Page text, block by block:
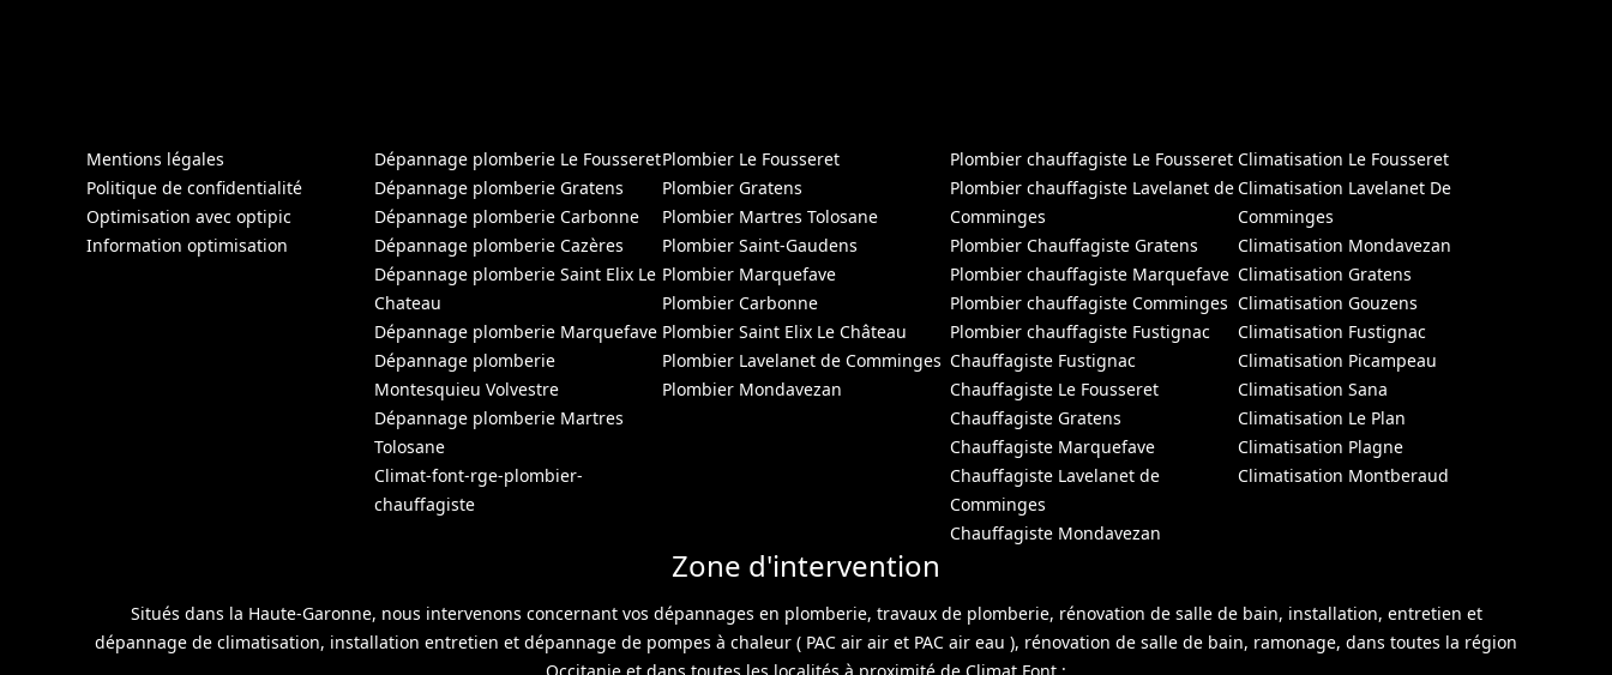
Mentions légales
Politique de confidentialité
Optimisation avec optipic
Information optimisation
Dépannage plomberie Le Fousseret
Dépannage plomberie Gratens
Dépannage plomberie Carbonne
Dépannage plomberie Cazères
Dépannage plomberie Saint Elix Le
Chateau
Dépannage plomberie Marquefave
Dépannage plomberie
Montesquieu Volvestre
Dépannage plomberie Martres
Tolosane
Climat-font-rge-plombier-
chauffagiste
Plombier Le Fousseret
Plombier Gratens
Plombier Martres Tolosane
Plombier Saint-Gaudens
Plombier Marquefave
Plombier Carbonne
Plombier Saint Elix Le Château
Plombier Lavelanet de Comminges
Plombier Mondavezan
Plombier chauffagiste Le Fousseret
Plombier chauffagiste Lavelanet de
Comminges
Plombier Chauffagiste Gratens
Plombier chauffagiste Marquefave
Plombier chauffagiste Comminges
Plombier chauffagiste Fustignac
Chauffagiste Fustignac
Chauffagiste Le Fousseret
Chauffagiste Gratens
Chauffagiste Marquefave
Chauffagiste Lavelanet de
Comminges
Chauffagiste Mondavezan
Climatisation Le Fousseret
Climatisation Lavelanet De
Comminges
Climatisation Mondavezan
Climatisation Gratens
Climatisation Gouzens
Climatisation Fustignac
Climatisation Picampeau
Climatisation Sana
Climatisation Le Plan
Climatisation Plagne
Climatisation Montberaud
Zone d'intervention
Situés dans la Haute-Garonne, nous intervenons concernant vos dépannages en plomberie, travaux de plomberie, rénovation de salle de bain, installation, entretien et
dépannage de climatisation, installation entretien et dépannage de pompes à chaleur ( PAC air air et PAC air eau ), rénovation de salle de bain, ramonage, dans toutes la région